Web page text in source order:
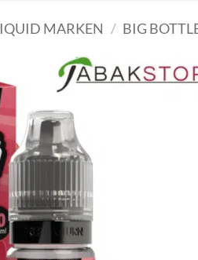
MARKEN / BIG